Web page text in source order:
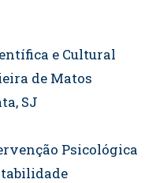
e Cultural
de Matos
SJ
Psicológica